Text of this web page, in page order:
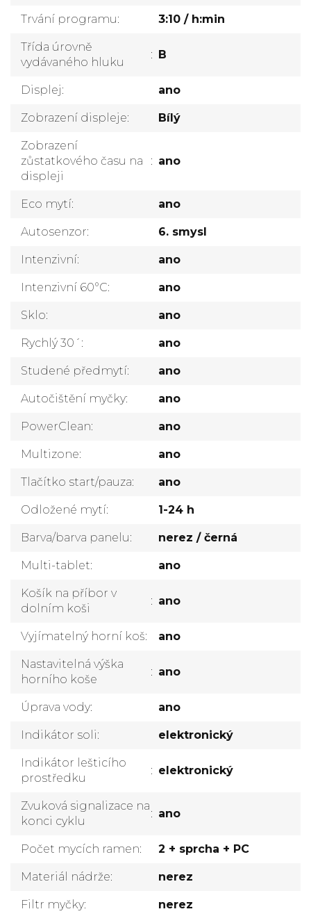
Trvání programu: 3:10 / h:min
Třída úrovně
vydávaného hluku
: B
Displej: ano
Zobrazení displeje: Bílý
Zobrazení
zůstatkového času na
displeji
: ano
Eco mytí: ano
Autosenzor: 6. smysl
Intenzivní: ano
Intenzivní 60°C: ano
Sklo: ano
Rychlý 30´ : ano
Studené předmytí: ano
Autočištění myčky: ano
PowerClean: ano
Multizone: ano
Tlačítko start/pauza: ano
Odložené mytí: 1-24 h
Barva/barva panelu: nerez / černá
Multi-tablet: ano
Košík na příbor v
dolním koši
: ano
Vyjímatelný horní koš: ano
Nastavitelná výška
horního koše
: ano
Úprava vody: ano
Indikátor soli: elektronický
Indikátor lešticího
prostředku
: elektronický
Zvuková signalizace na
konci cyklu
: ano
Počet mycích ramen: 2 + sprcha + PC
Materiál nádrže: nerez
Filtr myčky: nerez